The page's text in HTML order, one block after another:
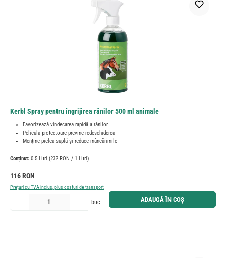
Kerbl Spray pentru îngrijirea rănilor 500 ml animale
Favorizează vindecarea rapidă a rănilor
Pelicula protectoare previne redeschiderea
Menține pielea suplă și reduce mâncărimile
Conținut: 0.5 Litri (232 RON / 1 Litri)
Preț obișnuit:
116 RON
Prețuri cu TVA inclus, plus costuri de transport
Cantitate produs: Introduceți cantitatea dorită sau utilizați butoanele pentru a mări sau micșora
buc. ADAUGĂ ÎN COȘ